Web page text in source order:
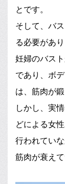
とです。
そして、バ
る必要があり
妊婦のバス
であり、ボ
は、筋肉が
しかし、実
どによる女
行われてい
筋肉が衰えて